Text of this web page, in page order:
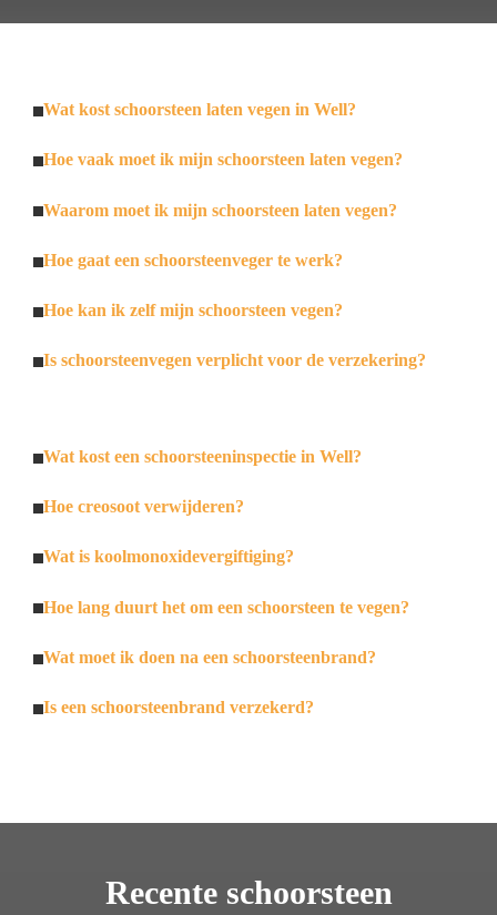
Wat kost schoorsteen laten vegen in Well?
Hoe vaak moet ik mijn schoorsteen laten vegen?
Waarom moet ik mijn schoorsteen laten vegen?
Hoe gaat een schoorsteenveger te werk?
Hoe kan ik zelf mijn schoorsteen vegen?
Is schoorsteenvegen verplicht voor de verzekering?
Wat kost een schoorsteeninspectie in Well?
Hoe creosoot verwijderen?
Wat is koolmonoxidevergiftiging?
Hoe lang duurt het om een schoorsteen te vegen?
Wat moet ik doen na een schoorsteenbrand?
Is een schoorsteenbrand verzekerd?
Recente schoorsteen